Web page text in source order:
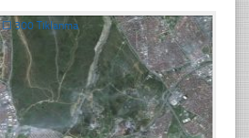
☐ 300 Tıklanma